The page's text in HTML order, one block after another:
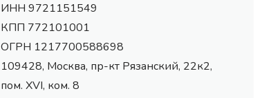
ИНН 9721151549
КПП 772101001
ОГРН 1217700588698
109428, Москва, пр-кт Рязанский, 22к2,
пом. XVI, ком. 8